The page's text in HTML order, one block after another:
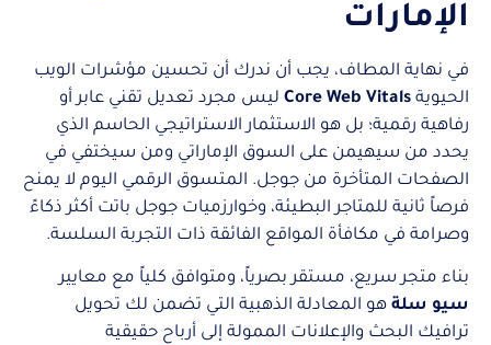
الإمارات
في نهاية المطاف، يجب أن ندرك أن تحسين مؤشرات الويب
الحيوية Core Web Vitals ليس مجرد تعديل تقني عابر أو
رفاهية رقمية؛ بل هو الاستثمار الاستراتيجي الحاسم الذي
يحدد من سيهيمن على السوق الإماراتي ومن سيختفي في
الصفحات المتأخرة من جوجل. المتسوق الرقمي اليوم لا يمنح
فرصاً ثانية للمتاجر البطيئة، وخوارزميات جوجل باتت أكثر ذكاءً
وصرامة في مكافأة المواقع الفائقة ذات التجربة السلسة.
بناء متجر سريع، مستقر بصرياً، ومتوافق كلياً مع معايير
سيو سلة هو المعادلة الذهبية التي تضمن لك تحويل
ترافيك البحث والإعلانات الممولة إلى أرباح حقيقية